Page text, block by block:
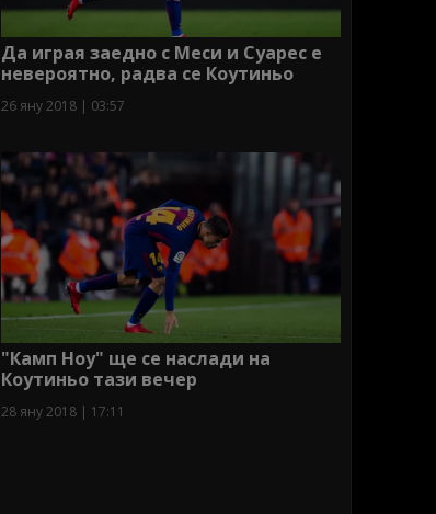
Да играя заедно с Меси и Суарес е
невероятно, радва се Коутиньо
26 яну 2018 | 03:57
"Камп Ноу" ще се наслади на
Коутиньо тази вечер
28 яну 2018 | 17:11